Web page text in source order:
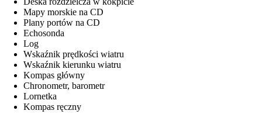
Mapy morskie na CD
Plany portów na CD
Echosonda
Log
Wskaźnik prędkości wiatru
Wskaźnik kierunku wiatru
Kompas główny
Chronometr, barometr
Lornetka
Kompas ręczny